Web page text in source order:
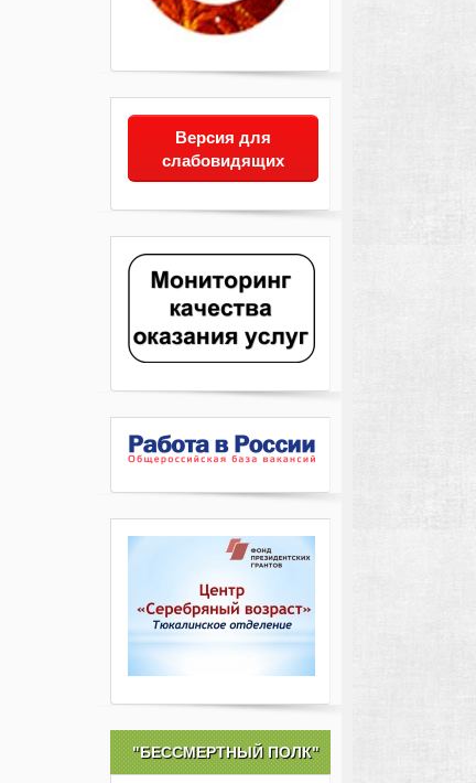
Версия для
слабовидящих
"БЕССМЕРТНЫЙ ПОЛК"